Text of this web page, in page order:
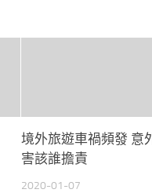
境外旅遊車禍頻發 意
害該誰擔責
2020-01-07